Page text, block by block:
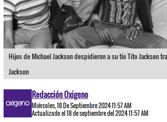
Hijos de Michael Jackson despidieron a su tío Tito Jackson
Jackson
Redacción Oxigeno
Miércoles, 18 De Septiembre 2024 11:57 AM
Actualizado el 18 de septiembre del 2024 11:57 AM